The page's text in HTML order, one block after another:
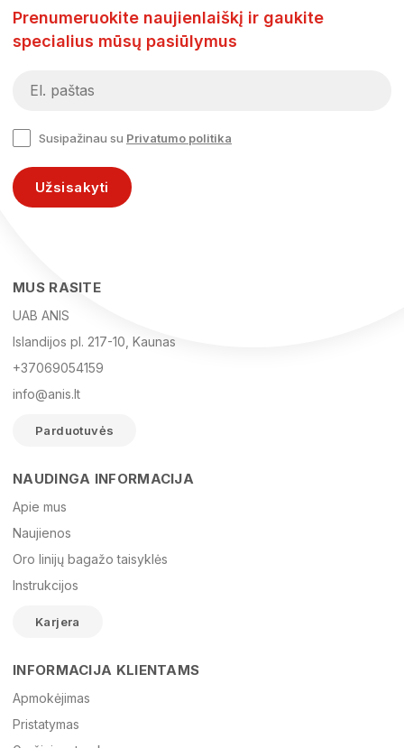
El. paštas
Žinutė
Prenumeruokite naujienlaiškį ir gaukite
specialius mūsų pasiūlymus
Susipažinau su Privatumo politika
Užsisakyti
MUS RASITE
UAB ANIS
Islandijos pl. 217-10, Kaunas
+37069054159
info@anis.lt
Parduotuvės
NAUDINGA INFORMACIJA
Apie mus
Naujienos
Oro linijų bagažo taisyklės
Instrukcijos
Karjera
INFORMACIJA KLIENTAMS
Apmokėjimas
Pristatymas